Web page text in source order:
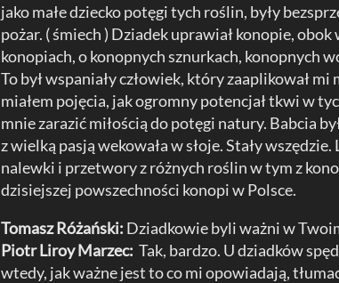
jako małe dziecko potęgi tych roślin, były
pożar. ( śmiech ) Dziadek uprawiał konopie,
konopiach, o konopnych sznurkach, konopnych
To był wspaniały człowiek, który zaaplikował
miałem pojęcia, jak ogromny potencjał tkwi w
mnie zarazić miłością do potęgi natury. Babcia
z wielką pasją wekowała w słoje. Stały
nalewki i przetwory z różnych roślin w tym z
dzisiejszej powszechności konopi w Polsce.
Tomasz Różański: Dziadkowie byli ważni w
Piotr Liroy Marzec: Tak, bardzo. U dziadków
wtedy, jak ważne jest to co mi opowiadają,